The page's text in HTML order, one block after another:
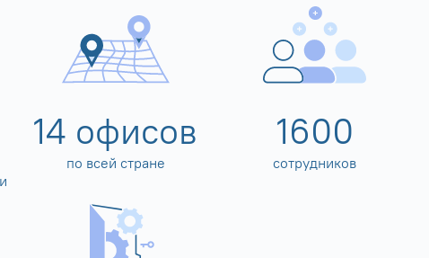
14 офисов
по всей стране
1600
сотрудников